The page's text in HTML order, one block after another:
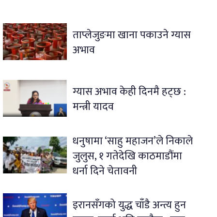
ताप्लेजुङमा खाना पकाउने ग्यास
अभाव
ग्यास अभाव केही दिनमै हट्छ :
मन्त्री यादव
धनुषामा ‘साहु महाजन’ले निकाले
जुलुस, १ गतेदेखि काठमाडौंमा
धर्ना दिने चेतावनी
इरानसँगको युद्ध चाँडै अन्त्य हुन